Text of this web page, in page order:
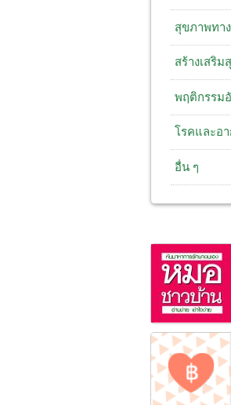
สุขภาพทา
สร้างเสริ
พฤติกรรม
โรคและอ
อื่น ๆ